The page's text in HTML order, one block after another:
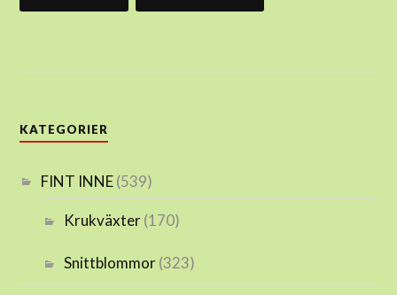
KATEGORIER
FINT INNE(539)
Krukväxter(170)
Snittblommor(323)